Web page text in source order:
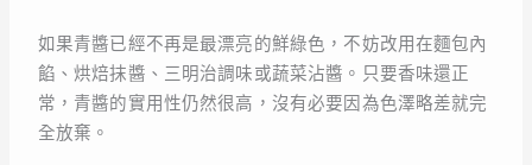
如果青醬已經不再是最漂亮的鮮綠色，不妨改用在麵包內
餡、烘焙抹醬、三明治調味或蔬菜沾醬。只要香味還正
常，青醬的實用性仍然很高，沒有必要因為色澤略差就完
全放棄。